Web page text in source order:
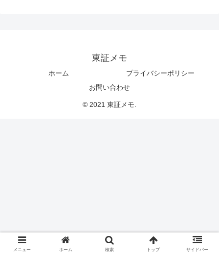
東証メモ
ホーム
プライバシーポリシー
お問い合わせ
© 2021 東証メモ.
メニュー ホーム 検索 トップ サイドバー